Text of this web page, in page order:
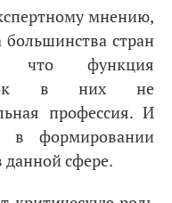
мнению,
стран
что функция
в них не
профессия. И
в формировании
данной сфере.